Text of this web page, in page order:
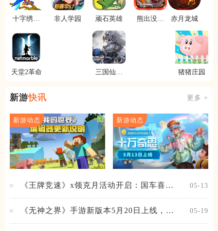
十字绣涂
非人学园 顽石英雄
熊出没之
赤月龙城
天堂2革命
三国仙侠
猪猪庄园
新游快讯 更多 +
新游动态 新游动态
《王牌竞速》x领克月活动开启：国车喜迎
05-13
《无神之界》手游新版本5月20日上线，女
05-19